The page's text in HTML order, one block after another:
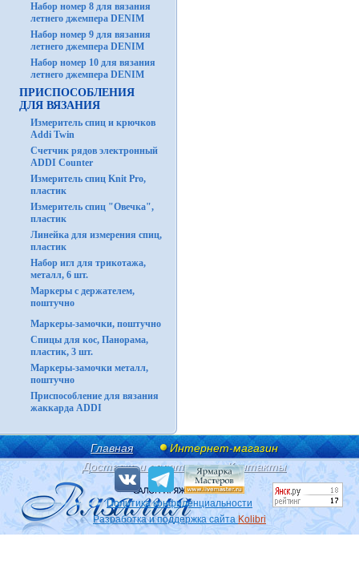
Набор номер 8 для вязания
летнего джемпера DENIM
Набор номер 9 для вязания
летнего джемпера DENIM
Набор номер 10 для вязания
летнего джемпера DENIM
ПРИСПОСОБЛЕНИЯ
ДЛЯ ВЯЗАНИЯ
Измеритель спиц и крючков
Addi Twin
Счетчик рядов электронный
ADDI Counter
Измеритель спиц Knit Pro,
пластик
Измеритель спиц "Овечка",
пластик
Линейка для измерения спиц,
пластик
Набор игл для трикотажа,
металл, 6 шт.
Маркеры с держателем,
поштучно
Маркеры-замочки, поштучно
Спицы для кос, Панорама,
пластик, 3 шт.
Маркеры-замочки металл,
поштучно
Приспособление для вязания
жаккарда ADDI
Главная
Интернет-магазин
Доставка и оплата
Контакты
Политика конфиденциальности
Разработка и поддержка сайта Kolibri